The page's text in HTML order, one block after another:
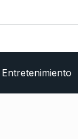
Entretenimiento